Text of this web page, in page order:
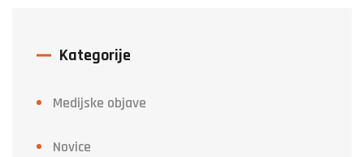
Kategorije
Medijske objave
Novice